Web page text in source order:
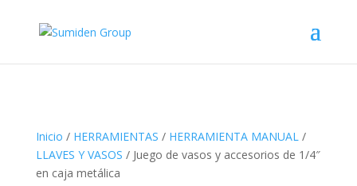
Inicio / HERRAMIENTAS / HERRAMIENTA MANUAL/
LLAVES Y VASOS / Juego de vasos y accesorios de 1/4″
en caja metálica